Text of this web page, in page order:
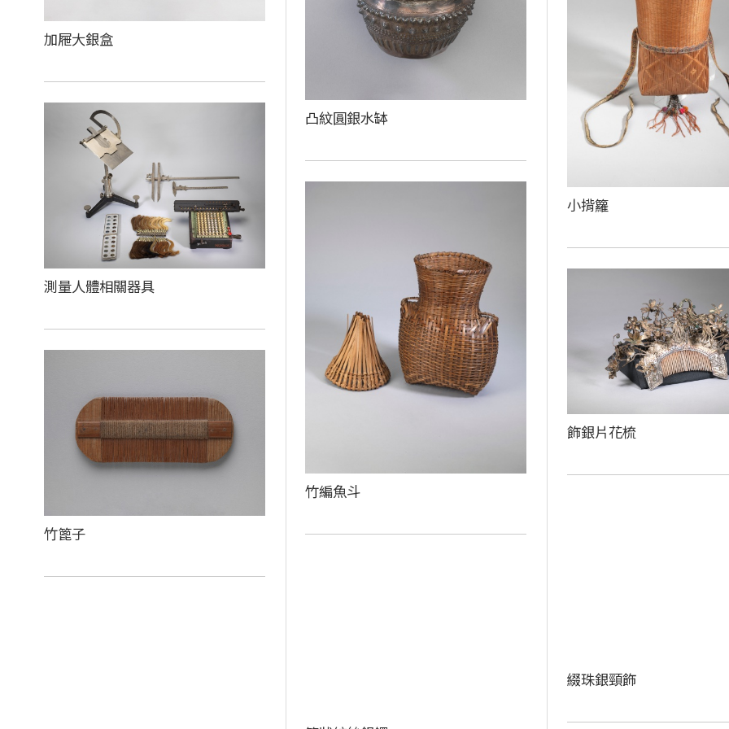
加屜大銀盒
凸紋圓銀水缽
小揹籮
測量人體相關器具
竹編魚斗
飾銀片花梳
竹篦子
綴珠銀頸飾